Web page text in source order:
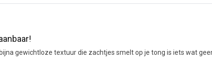
gewichtloze textuur die zachtjes smelt op je tong is iets wat
in het snoepzakje, tot fluweelzachte schuimbanaantjes,
ONLINE
James Wattstraat 12